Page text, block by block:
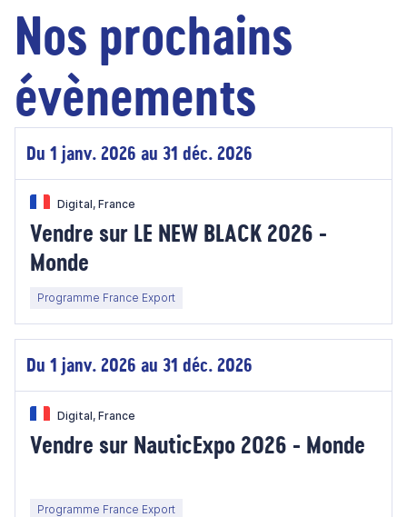
Nos prochains
évènements
Du 1 janv. 2026 au 31 déc. 2026
Digital, France
Vendre sur LE NEW BLACK 2026 -
Monde
Programme France Export
Du 1 janv. 2026 au 31 déc. 2026
Digital, France
Vendre sur NauticExpo 2026 - Monde
Programme France Export